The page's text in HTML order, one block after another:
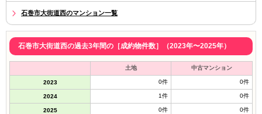
石巻市大街道西のマンション一覧
石巻市大街道西の過去3年間の［成約物件数］（2023年〜2025年）
土地 中古マンション
2023 0件 0件
2024 1件 0件
2025 0件 0件